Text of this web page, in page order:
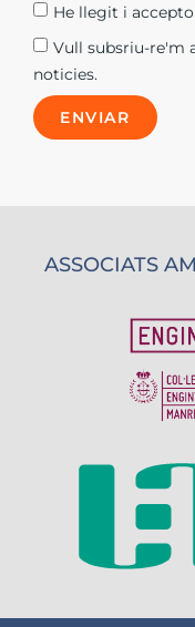
He llegit i
Vull subsriu-re'm
noticies.
ENVIAR
ASSOCIATS